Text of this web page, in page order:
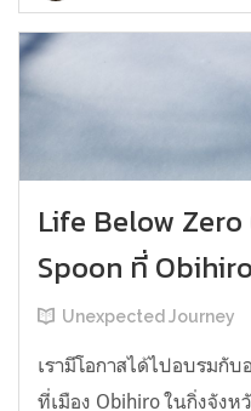
Life Below Zero
Spoon ที่
Unexpected Journey
เรามีโอกาสได้ไปอบรมกั
ที่เมือง Obihiro ในกิ่งจังห